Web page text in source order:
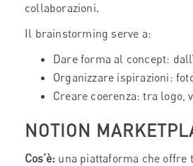
collaborazioni.
Il brainstorming serve a:
Dare forma al concept:
Organizzare ispirazioni:
Creare coerenza: tra logo,
NOTION
Cos’è: una piattaforma che